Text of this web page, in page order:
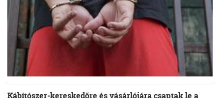
Kábítószer-kereskedőre és vásárlójára csaptak le a